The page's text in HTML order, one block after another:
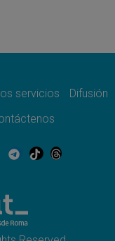
no cesa: 300
mundo, solo la
servicios
Difusión